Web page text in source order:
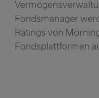
Fondsmanager
Ratings von
Fondsplattformen